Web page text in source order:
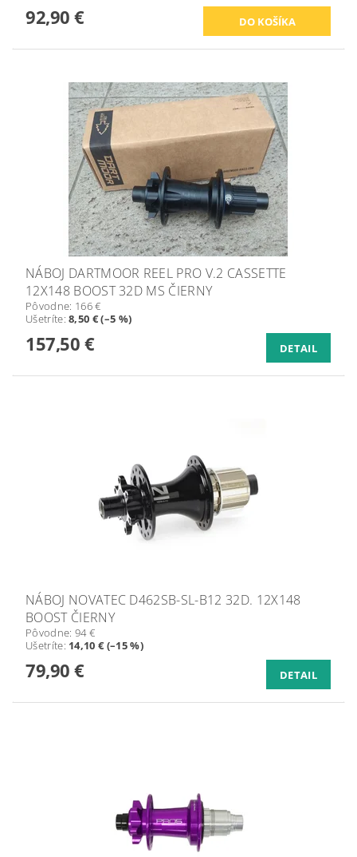
92,90 €
NÁBOJ DARTMOOR REEL PRO V.2 CASSETTE
12X148 BOOST 32D MS ČIERNY
Pôvodne: 166 €
Ušetríte:8,50 € (–5 %)
157,50 € DETAIL
NÁBOJ NOVATEC D462SB-SL-B12 32D. 12X148
BOOST ČIERNY
Pôvodne: 94 €
Ušetríte: 14,10 € (–15 %)
79,90 € DETAIL